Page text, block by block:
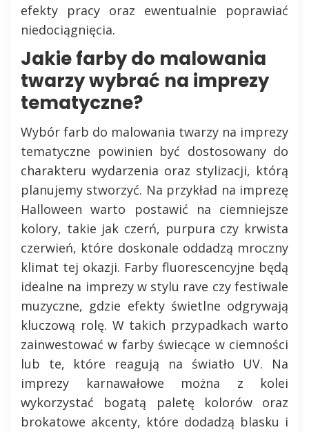
efekty pracy oraz ewentualnie poprawiać
niedociągnięcia.
Jakie farby do malowania
twarzy wybrać na imprezy
tematyczne?
Wybór farb do malowania twarzy na imprezy
tematyczne powinien być dostosowany do
charakteru wydarzenia oraz stylizacji, którą
planujemy stworzyć. Na przykład na imprezę
Halloween warto postawić na ciemniejsze
kolory, takie jak czerń, purpura czy krwista
czerwień, które doskonale oddadzą mroczny
klimat tej okazji. Farby fluorescencyjne będą
idealne na imprezy w stylu rave czy festiwale
muzyczne, gdzie efekty świetlne odgrywają
kluczową rolę. W takich przypadkach warto
zainwestować w farby świecące w ciemności
lub te, które reagują na światło UV. Na
imprezy karnawałowe można z kolei
wykorzystać bogatą paletę kolorów oraz
brokatowe akcenty, które dodadzą blasku i